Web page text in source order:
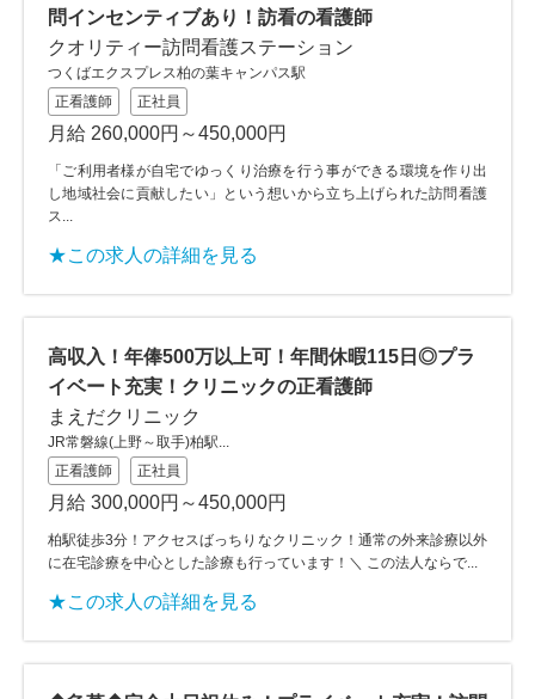
問インセンティブあり！訪看の看護師
クオリティー訪問看護ステーション
つくばエクスプレス柏の葉キャンパス駅
正看護師
正社員
月給 260,000円～450,000円
「ご利用者様が自宅でゆっくり治療を行う事ができる環境を作り出
し地域社会に貢献したい」という想いから立ち上げられた訪問看護
ス...
★この求人の詳細を見る
高収入！年俸500万以上可！年間休暇115日◎プラ
イベート充実！クリニックの正看護師
まえだクリニック
JR常磐線(上野～取手)柏駅...
正看護師
正社員
月給 300,000円～450,000円
柏駅徒歩3分！アクセスばっちりなクリニック！通常の外来診療以外
に在宅診療を中心とした診療も行っています！＼ この法人ならで...
★この求人の詳細を見る